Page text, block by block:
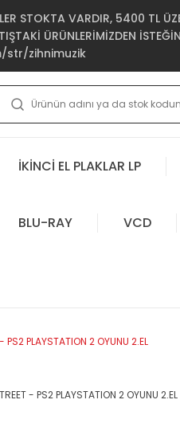
STOKTA VARDIR, 5400 TL
ÜRÜNLERİMİZDEN
str/zihnimuzik
İKİNCİ EL PLAKLAR LP
BLU-RAY VCD
PS2 PLAYSTATION 2 OYUNU 2.EL